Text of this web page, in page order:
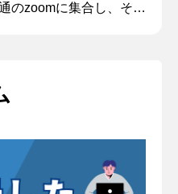
のzoomに集合し、その
書記をしていたため、私
た。話をまとめる役割